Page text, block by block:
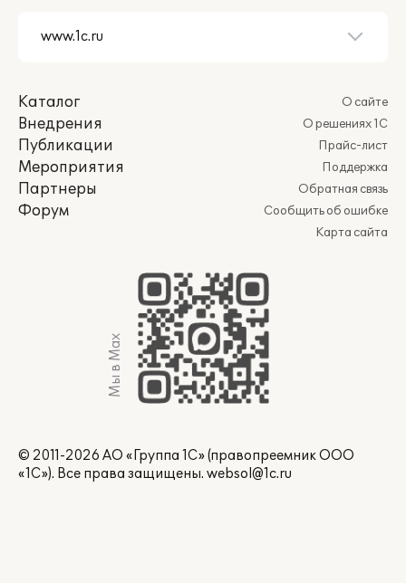
Каталог
Внедрения
Публикации
Мероприятия
Партнеры
Форум
О сайте
О решениях 1С
Прайс-лист
Поддержка
Обратная связь
Сообщить об ошибке
Карта сайта
Мы в Max
© 2011-2026 АО «Группа 1С» (правопреемник ООО
«1С»). Все права защищены. websol@1c.ru